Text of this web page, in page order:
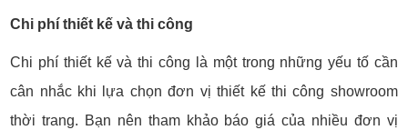
Chi phí thiết kế và thi công
Chi phí thiết kế và thi công là một trong những yếu tố cần
cân nhắc khi lựa chọn đơn vị thiết kế thi công showroom
thời trang. Bạn nên tham khảo báo giá của nhiều đơn vị